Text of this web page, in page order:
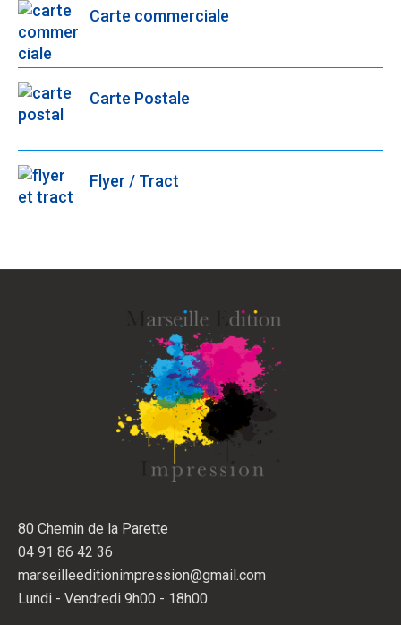
Carte commerciale
Carte Postale
Flyer / Tract
80 Chemin de la Parette
04 91 86 42 36
marseilleeditionimpression@gmail.com
Lundi - Vendredi 9h00 - 18h00